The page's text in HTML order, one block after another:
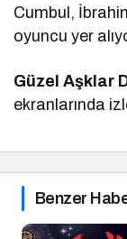
Cumbul,
oyuncu yer
Güzel Aşklar
ekranlarında
Benzer